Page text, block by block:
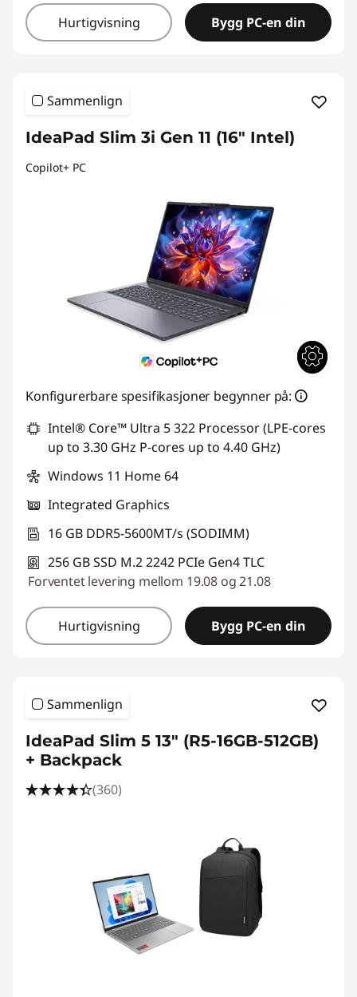
Hurtigvisning Bygg PC-en din
Sammenlign
IdeaPad Slim 3i Gen 11 (16" Intel)
Copilot+ PC
Konfigurerbare spesifikasjoner begynner på:
Intel® Core™ Ultra 5 322 Processor (LPE-cores
up to 3.30 GHz P-cores up to 4.40 GHz)
Windows 11 Home 64
Integrated Graphics
16 GB DDR5-5600MT/s (SODIMM)
256 GB SSD M.2 2242 PCIe Gen4 TLC
Forventet levering mellom 19.08 og 21.08
Hurtigvisning Bygg PC-en din
Sammenlign
IdeaPad Slim 5 13" (R5-16GB-512GB)
+ Backpack
(360)